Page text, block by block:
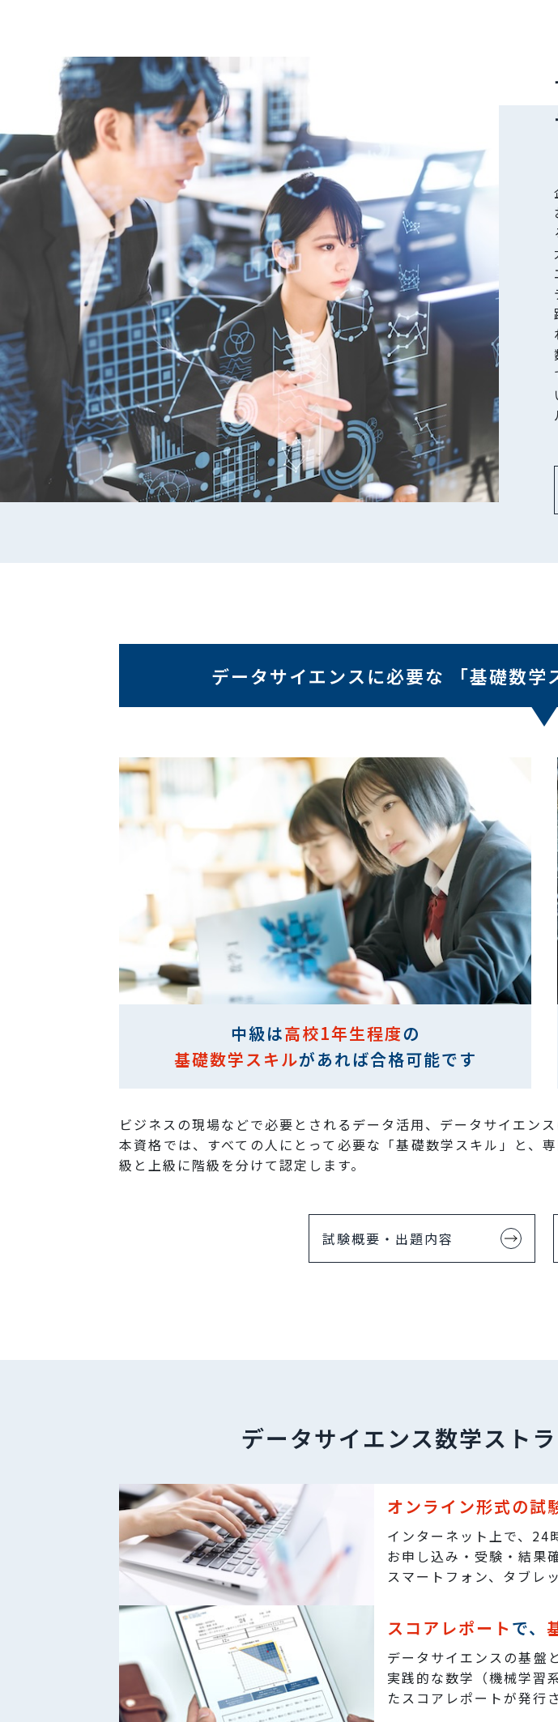
データサイエンスに必要な 「基礎数学
中級は高校1年生程度の
基礎数学スキルがあれば合格可能です
ビジネスの現場などで必要とされるデータ活用、データサイエン
本資格では、すべての人にとって必要な「基礎数学スキル」と、
級と上級に階級を分けて認定します。
試験概要・出題内容
データサイエンス数学スト
オンライン形式の試
インターネット上で、24
お申し込み・受験・結果
スマートフォン、タブレ
スコアレポートで、
データサイエンスの基盤
実践的な数学（機械学習
たスコアレポートが発行